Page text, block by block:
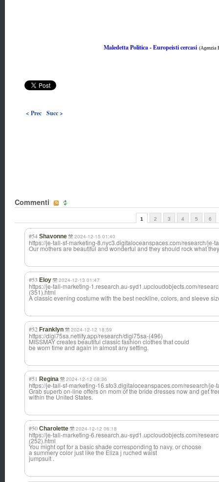
Maledetta Politica - Europeisti cercasi (Agenzia
< Prec Succ >
Commenti
1 2 3 4 5 6
#54 Shavonne 2024-12-15 01:40
https://je-tall-sf-marketing-8.nyc3.digitaloceanspaces.com/research/je-
Our mothers are beautiful and wonderful and they should rock what
#53 Eloy 2024-12-13 01:47
https://je-tall-marketing-1.research.au-syd1.upcloudobjects.com/
(351).html
A classic evening costume with the best neckline, colors, and sleeve
#52 Franklyn 2024-12-12 18:59
https://digi75sa.netlify.app/research/digi75sa-(496)
MISSMAY creates beautiful classic fashion clothes that could
be worn time and again in almost any setting.
#51 Regina 2024-12-12 08:36
https://je-tall-sf-marketing-16.sfo3.digitaloceanspaces.com/research/
Grab superb on-line offers on mom of the bride dresses now and get
within the United States.
#50 Charolette 2024-12-12 06:18
https://je-tall-marketing-6.research.au-syd1.upcloudobjects.com/
(252).html
You might opt for a basic shade corresponding to navy, or choose
a summery color just like the Eliza j ruched waist
jumpsuit .